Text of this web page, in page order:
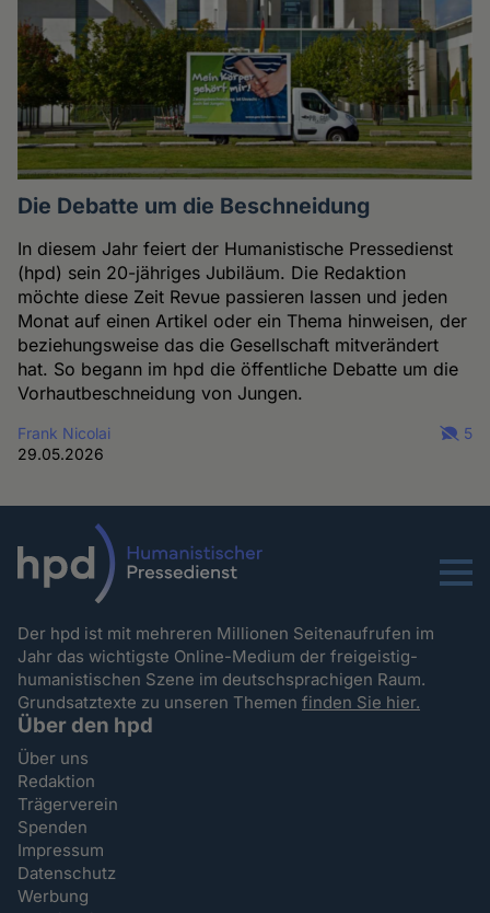
Die Debatte um die Beschneidung
In diesem Jahr feiert der Humanistische Pressedienst
(hpd) sein 20-jähriges Jubiläum. Die Redaktion
möchte diese Zeit Revue passieren lassen und jeden
Monat auf einen Artikel oder ein Thema hinweisen, der
beziehungsweise das die Gesellschaft mitverändert
hat. So begann im hpd die öffentliche Debatte um die
Vorhautbeschneidung von Jungen.
Frank Nicolai
29.05.2026
5
Menu
Der hpd ist mit mehreren Millionen Seitenaufrufen im
Jahr das wichtigste Online-Medium der freigeistig-
humanistischen Szene im deutschsprachigen Raum.
Grundsatztexte zu unseren Themenfinden Sie hier.
Über den hpd
Über uns
Redaktion
Trägerverein
Spenden
Impressum
Datenschutz
Werbung